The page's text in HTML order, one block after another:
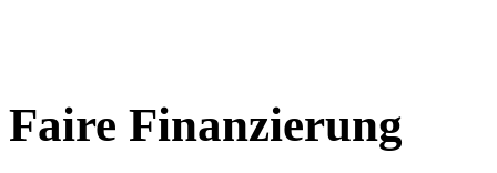
Faire Finanzierung